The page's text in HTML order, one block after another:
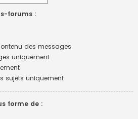
forums :
des messages
uniquement
sujets uniquement
forme de :